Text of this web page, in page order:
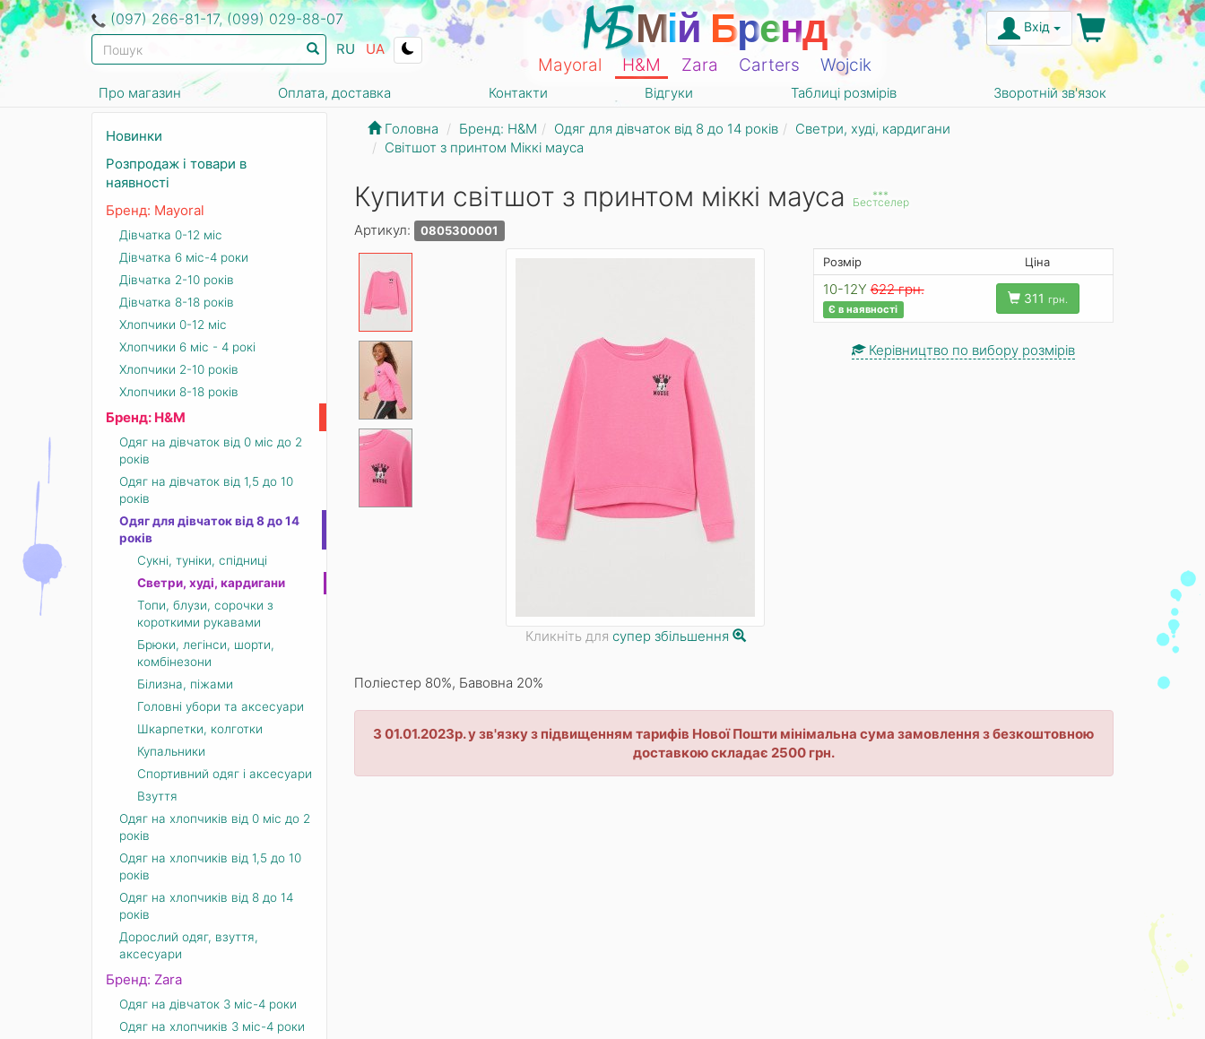
(097) 266-81-17, (099) 029-88-07
RU UA Мій Бренд
Mayoral Н&М Zara Carters Wojcik
Вхід
Про магазин Оплата, доставка Контакти Відгуки Таблиці розмірів Зворотній зв'язок
Головна Бренд: Н&М Одяг для дівчаток від 8 до 14 років
Светри, худі, кардигани
Світшот з принтом Міккі мауса
Купити світшот з принтом міккі мауса ***
Бестселер
Артикул: 0805300001
Кликніть для супер збільшення
Розмір Ціна
10-12Y 622 грн.
Є в наявності
311 грн.
Керівництво по вибору розмірів
Поліестер 80%, Бавовна 20%
З 01.01.2023р. у зв'язку з підвищенням тарифів Нової Пошти мінімальна сума замовлення з безкоштовною
доставкою складає 2500 грн.
Новинки
Розпродаж і товари в
наявності
Бренд: Mayoral
Дівчатка 0-12 міс
Дівчатка 6 міс-4 роки
Дівчатка 2-10 років
Дівчатка 8-18 років
Хлопчики 0-12 міс
Хлопчики 6 міс - 4 рокі
Хлопчики 2-10 років
Хлопчики 8-18 років
Бренд: Н&М
Одяг на дівчаток від 0 міс до 2
років
Одяг на дівчаток від 1,5 до 10
років
Одяг для дівчаток від 8 до 14
років
Сукні, туніки, спідниці
Светри, худі, кардигани
Топи, блузи, сорочки з
короткими рукавами
Брюки, легінси, шорти,
комбінезони
Білизна, піжами
Головні убори та аксесуари
Шкарпетки, колготки
Купальники
Спортивний одяг і аксесуари
Взуття
Одяг на хлопчиків від 0 міс до 2
років
Одяг на хлопчиків від 1,5 до 10
років
Одяг на хлопчиків від 8 до 14
років
Дорослий одяг, взуття,
аксесуари
Бренд: Zara
Одяг на дівчаток 3 міс-4 роки
Одяг на хлопчиків 3 міс-4 роки